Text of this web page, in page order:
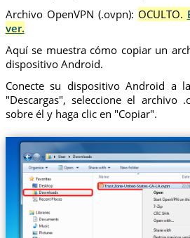
Archivo OpenVPN (.ovpn): OCULTO.
ver.
Aquí se muestra cómo copiar un
dispositivo Android.
Conecte su dispositivo Android a
"Descargas", seleccione el archivo
sobre él y haga clic en "Copiar".
Trust.Zone-United-States-CA-LA.ovpn